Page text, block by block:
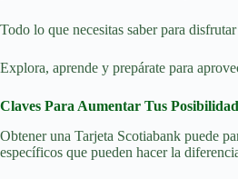
Todo lo que necesitas saber para
Explora, aprende y prepárate para
Claves Para Aumentar Tus
Obtener una Tarjeta Scotiabank puede
específicos que pueden hacer la